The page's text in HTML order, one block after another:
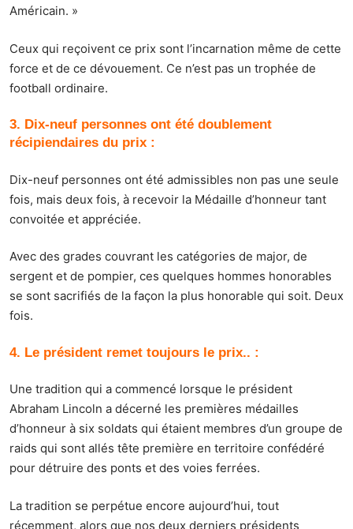
Américain. »
Ceux qui reçoivent ce prix sont l’incarnation même de cette
force et de ce dévouement. Ce n’est pas un trophée de
football ordinaire.
3. Dix-neuf personnes ont été doublement
récipiendaires du prix :
Dix-neuf personnes ont été admissibles non pas une seule
fois, mais deux fois, à recevoir la Médaille d’honneur tant
convoitée et appréciée.
Avec des grades couvrant les catégories de major, de
sergent et de pompier, ces quelques hommes honorables
se sont sacrifiés de la façon la plus honorable qui soit. Deux
fois.
4. Le président remet toujours le prix.. :
Une tradition qui a commencé lorsque le président
Abraham Lincoln a décerné les premières médailles
d’honneur à six soldats qui étaient membres d’un groupe de
raids qui sont allés tête première en territoire confédéré
pour détruire des ponts et des voies ferrées.
La tradition se perpétue encore aujourd’hui, tout
récemment, alors que nos deux derniers présidents